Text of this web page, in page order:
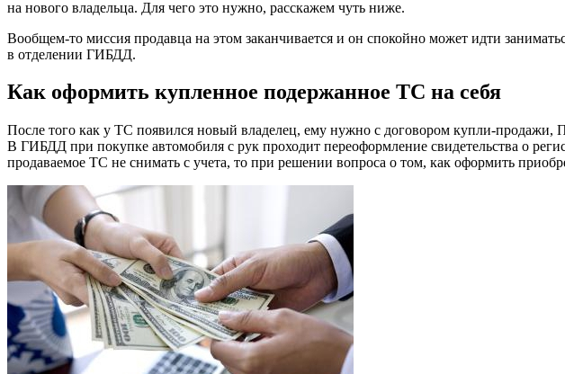
на нового владельца. Для чего это нужно, расскажем чуть ниже.
Вообщем-то миссия продавца на этом заканчивается и он спокойно может идти
в отделении ГИБДД.
Как оформить купленное подержанное ТС на себя
После того как у ТС появился новый владелец, ему нужно с договором купли-
В ГИБДД при покупке автомобиля с рук проходит переоформление свидетельства о
продаваемое ТС не снимать с учета, то при решении вопроса о том, как оформить